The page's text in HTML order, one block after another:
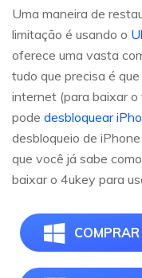
Uma maneira de
limitação é usando o
oferece uma vasta
tudo que precisa é
internet (para baixar
pode desbloquear
desbloqueio de
que você já sabe
baixar o 4ukey para